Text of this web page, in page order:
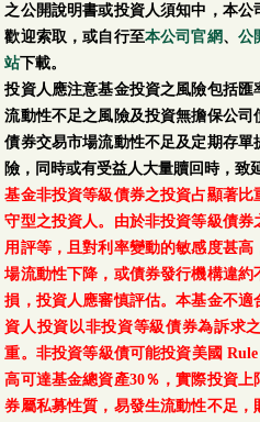
之公開說明書或投資人須知中，本公
歡迎索取，或自行至本公司官網、 公
站下載。
投資人應注意基金投資之風險包括
流動性不足之風險及投資無擔保公司
債券交易市場流動性不足及定期存
險，同時或有受益人大量贖回時，致
基金非投資等級債券之投資占顯著
守型之投資人。由於非投資等級債
用評等，且對利率變動的敏感度甚
場流動性下降，或債券發行機構違
損，投資人應審慎評估。本基金不
資人投資以非投資等級債券為訴求
重。非投資等級債可能投資美國
高可達基金總資產30％，實際投資
券屬私募性質，易發生流動性不足